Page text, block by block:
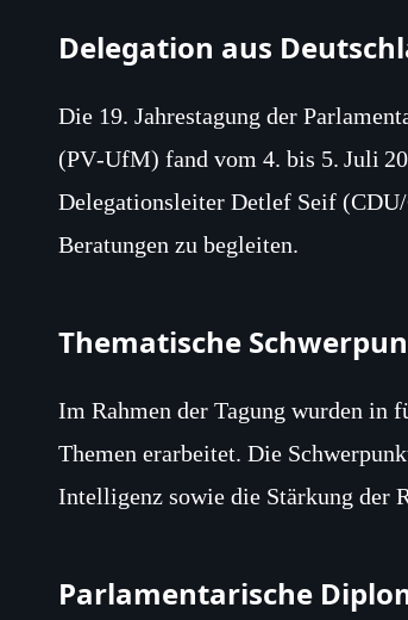
Delegation aus
Die 19. Jahrestagung der
(PV‑UfM) fand vom 4. bis 5. Juli
Delegationsleiter Detlef Seif
Beratungen zu begleiten.
Thematische
Im Rahmen der Tagung wurden in
Themen erarbeitet. Die
Intelligenz sowie die Stärkung der
Parlamentarische